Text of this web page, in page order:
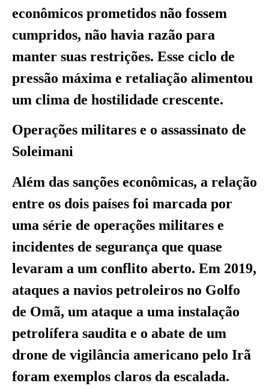
econômicos prometidos não fossem
cumpridos, não havia razão para
manter suas restrições. Esse ciclo de
pressão máxima e retaliação alimentou
um clima de hostilidade crescente.
Operações militares e o assassinato de
Soleimani
Além das sanções econômicas, a relação
entre os dois países foi marcada por
uma série de operações militares e
incidentes de segurança que quase
levaram a um conflito aberto. Em 2019,
ataques a navios petroleiros no Golfo
de Omã, um ataque a uma instalação
petrolífera saudita e o abate de um
drone de vigilância americano pelo Irã
foram exemplos claros da escalada.